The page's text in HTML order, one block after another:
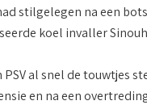
stilgelegen na een
koel invaller
al snel de touwtjes
en na een